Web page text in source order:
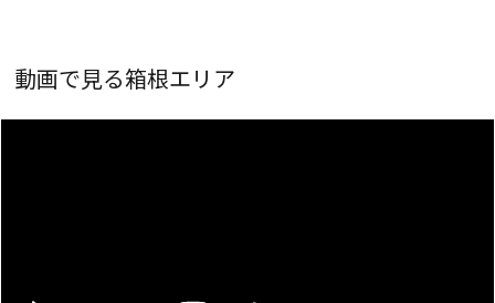
動画で見る箱根エリア